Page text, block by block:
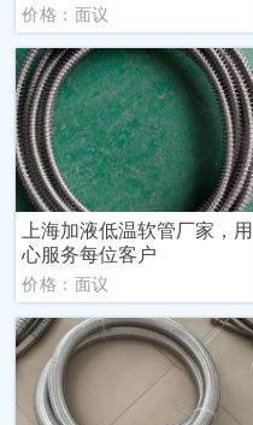
价格：面议
上海加液低温软管厂家，用
心服务每位客户
价格：面议